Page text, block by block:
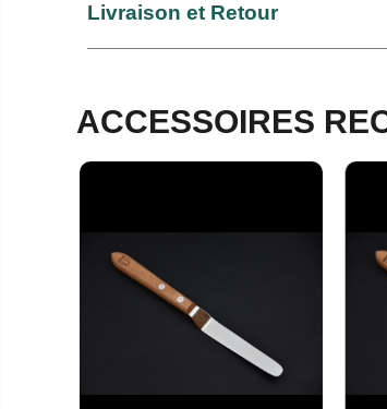
Livraison et Retour
ACCESSOIRES